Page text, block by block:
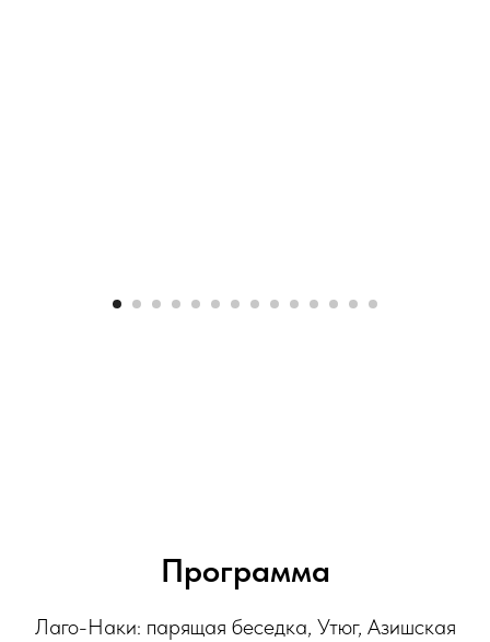
Программа
‌Лаго-Наки: парящая беседка, Утюг, Азишская